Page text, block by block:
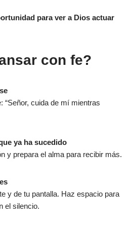
para ver a Dios actuar
con fe?
“Señor, cuida de mí mientras
ya ha sucedido
y prepara el alma para recibir más.
y de tu pantalla. Haz espacio para
el silencio.